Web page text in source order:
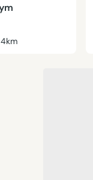
4km